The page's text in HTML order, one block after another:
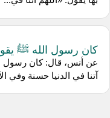
كان رسول الله ﷺ
عن أنس، قال: كان رسول
آتنا في الدنيا حسنة وفي